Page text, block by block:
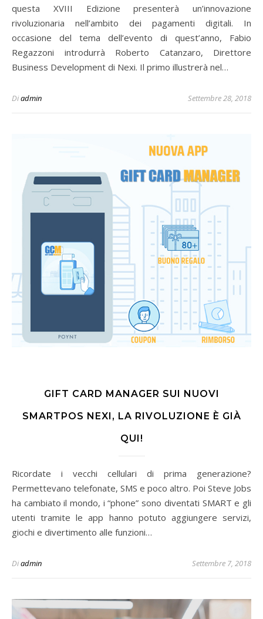
questa XVIII Edizione presenterà un’innovazione
rivoluzionaria nell’ambito dei pagamenti digitali. In
occasione del tema dell’evento di quest’anno, Fabio
Regazzoni introdurrà Roberto Catanzaro, Direttore
Business Development di Nexi. Il primo illustrerà nel…
Diadmin Settembre 28, 2018
GIFT CARD MANAGER SUI NUOVI
SMARTPOS NEXI, LA RIVOLUZIONE È GIÀ
QUI!
Ricordate i vecchi cellulari di prima generazione?
Permettevano telefonate, SMS e poco altro. Poi Steve Jobs
ha cambiato il mondo, i “phone” sono diventati SMART e gli
utenti tramite le app hanno potuto aggiungere servizi,
giochi e divertimento alle funzioni…
Diadmin Settembre 7, 2018